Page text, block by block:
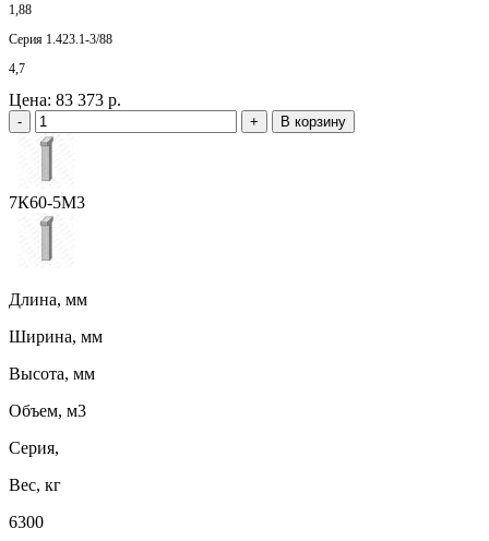
1,88
Серия 1.423.1-3/88
4,7
Цена: 83 373 р.
- + В корзину
7К60-5М3
Длина, мм
Ширина, мм
Высота, мм
Объем, м3
Серия,
Вес, кг
6300